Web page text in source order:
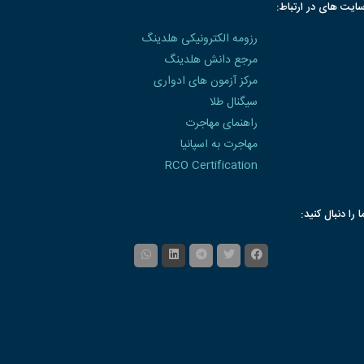
های در ارتباط:
رزومه الکترونیکی هلدینگ
مرجع دانش هلدینگ
مرکز آزمون های ادواری
سیگنال طلا
راهنمای مهاجرت
مهاجرت به اسپانیا
RCO Certification
را دنبال کنید: